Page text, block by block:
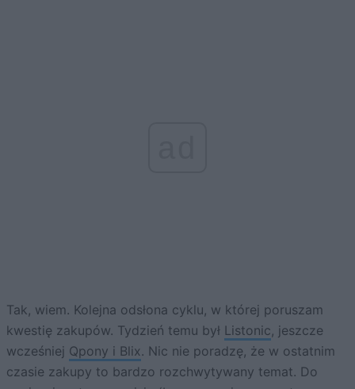
Tak, wiem. Kolejna odsłona cyklu, w której poruszam
kwestię zakupów. Tydzień temu był Listonic, jeszcze
wcześniej Qpony i Blix . Nic nie poradzę, że w ostatnim
czasie zakupy to bardzo rozchwytywany temat. Do